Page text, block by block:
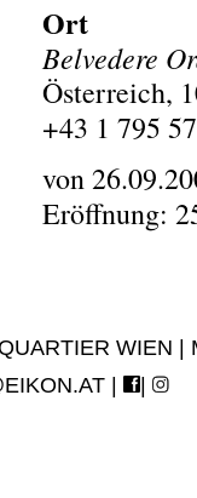
Ort
Belvedere
Österreich,
+43 1 795
von
Eröffnung:
WIEN
| |